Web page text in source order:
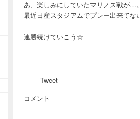
あ、楽しみにしていたマリノス戦が…
最近日産スタジアムでプレー出来て
連勝続けていこう☆
Tweet
コメント